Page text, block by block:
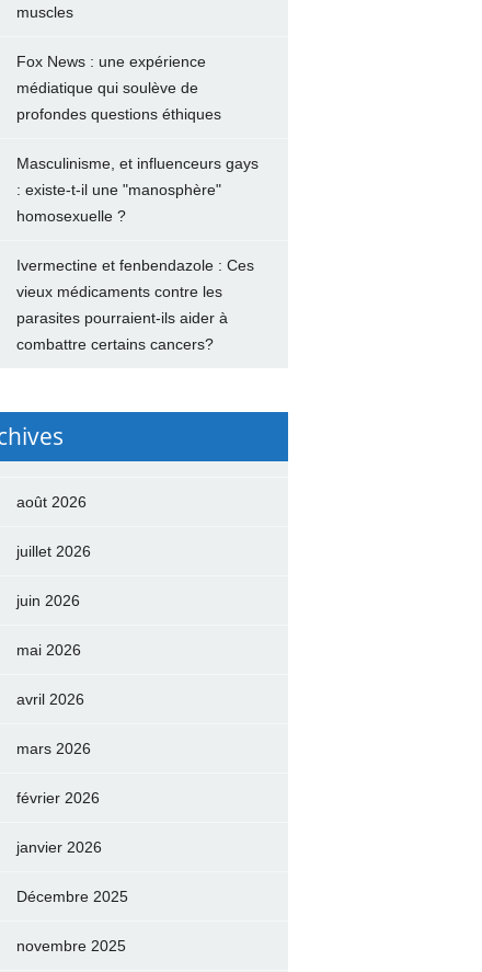
muscles
Fox News : une expérience
médiatique qui soulève de
profondes questions éthiques
Masculinisme, et influenceurs gays
: existe-t-il une "manosphère"
homosexuelle ?
Ivermectine et fenbendazole : Ces
vieux médicaments contre les
parasites pourraient-ils aider à
combattre certains cancers?
août 2026
juillet 2026
juin 2026
mai 2026
avril 2026
mars 2026
février 2026
janvier 2026
Décembre 2025
novembre 2025